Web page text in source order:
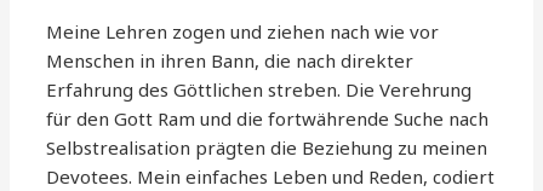
Meine Lehren zogen und ziehen nach wie vor
Menschen in ihren Bann, die nach direkter
Erfahrung des Göttlichen streben. Die Verehrung
für den Gott Ram und die fortwährende Suche nach
Selbstrealisation prägten die Beziehung zu meinen
Devotees. Mein einfaches Leben und Reden, codiert